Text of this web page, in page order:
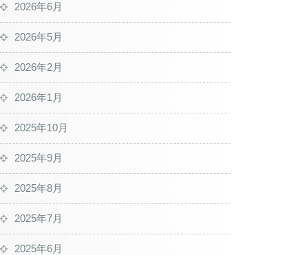
2026年6月
2026年5月
2026年2月
2026年1月
2025年10月
2025年9月
2025年8月
2025年7月
2025年6月